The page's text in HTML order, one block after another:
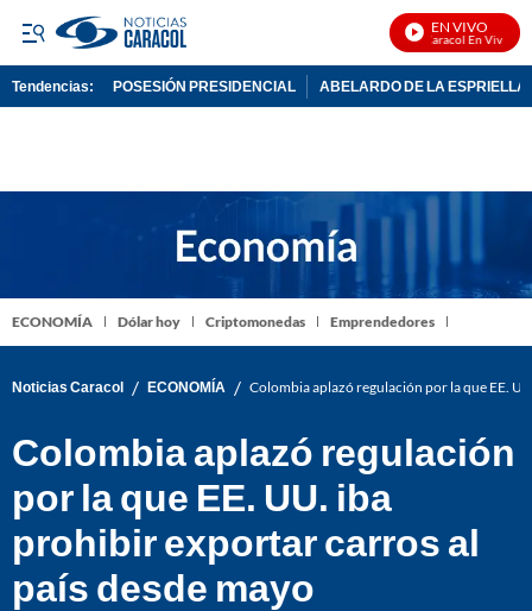
EN VIVO
Noticias Caracol En Vivo
Tendencias: POSESIÓN PRESIDENCIAL ABELARDO DE LA ESPRIELLA
ECONOMÍA Dólar hoy Criptomonedas Emprendedores
Noticias Caracol / ECONOMÍA / Colombia aplazó regulación por la que EE.
Colombia aplazó regulación
por la que EE. UU. iba
prohibir exportar carros al
país desde mayo